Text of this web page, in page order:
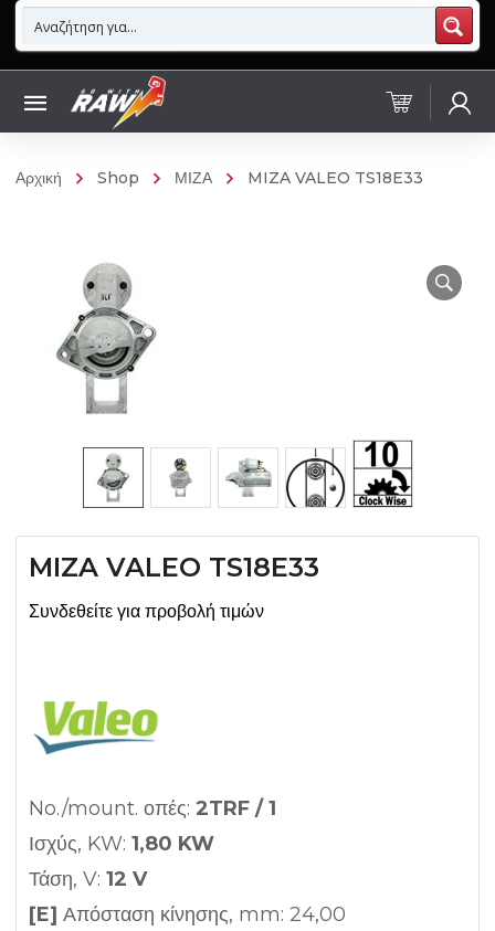
Αρχική Shop ΜΙΖΑ MIZA VALEO TS18E33
MIZA VALEO TS18E33
Συνδεθείτε για προβολή τιμών
No./mount. οπές: 2TRF / 1
Ισχύς, KW: 1,80 KW
Τάση, V: 12 V
[E] Απόσταση κίνησης, mm: 24,00